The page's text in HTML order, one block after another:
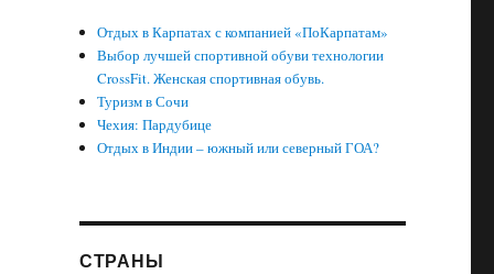
Отдых в Карпатах с компанией «ПоКарпатам»
Выбор лучшей спортивной обуви технологии
CrossFit. Женская спортивная обувь.
Туризм в Сочи
Чехия: Пардубице
Отдых в Индии – южный или северный ГОА?
СТРАНЫ